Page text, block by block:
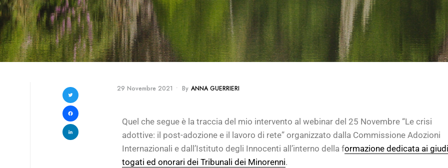
29 Novembre 2021 • By ANNA GUERRIERI
Quel che segue è la traccia del mio intervento al webinar del 25 Novembre “Le crisi
adottive: il post-adozione e il lavoro di rete” organizzato dalla Commissione Adozioni
Internazionali e dall’Istituto degli Innocenti all’interno della formazione dedicata ai
togati ed onorari dei Tribunali dei Minorenni.
Facebook
LinkedIn